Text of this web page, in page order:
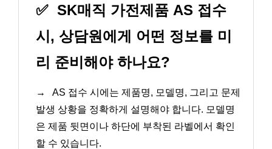
✅ SK매직 가전제품 AS 접수
시, 상담원에게 어떤 정보를 미
리 준비해야 하나요?
→
AS 접수 시에는 제품명, 모델명, 그리고 문제
발생 상황을 정확하게 설명해야 합니다. 모델명
은 제품 뒷면이나 하단에 부착된 라벨에서 확인
할 수 있습니다.